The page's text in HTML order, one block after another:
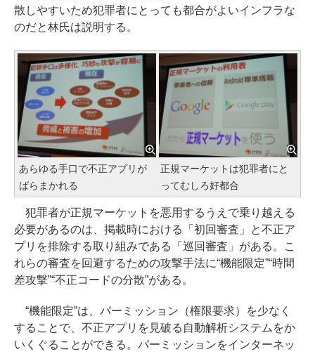
散しやすいため犯罪者にとっても都合がよいインフラな
のだと林氏は説明する。
あらゆる手口で不正アプリが
ばらまかれる
正規マーケットは犯罪者にと
ってむしろ好都合
犯罪者が正規マーケットを悪用するうえで乗り越える
必要があるのは、掲載時における「初回審査」と不正ア
プリを排除する取り組みである「巡回審査」がある。こ
れらの審査を回避するための攻撃手法に“機能限定”“時間
差攻撃”“不正コードの分散”がある。
“機能限定”は、パーミッション（権限要求）を少なく
することで、不正アプリを見破る自動解析システムをか
いくぐることができる。パーミッションをインターネッ